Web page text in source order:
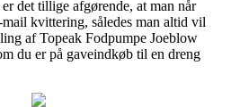
det tillige afgørende, at man når
kvittering, således man altid vil
af Topeak Fodpumpe Joeblow
du er på gaveindkøb til en dreng